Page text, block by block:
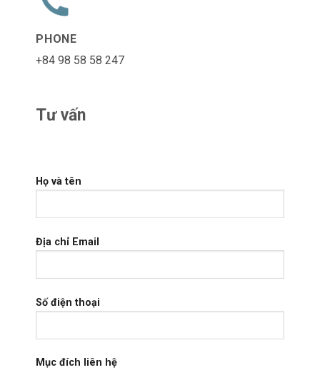
PHONE
+84 98 58 58 247
Tư vấn
Họ và tên
Địa chỉ Email
Số điện thoại
Mục đích liên hệ